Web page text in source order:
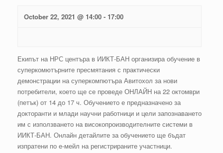
October 22, 2021 @ 14:00 - 17:00
Екипът на НРС центъра в ИИКТ-БАН организира обучение в
суперкомютърните пресмятания с практически
демонстрации на суперкомпютъра Авитохол за нови
потребители, което ще се проведе ОНЛАЙН на 22 октомври
(петък) от 14 до 17 ч. Обучението е предназначено за
докторанти и млади научни работници и цели запознаването
им с използването на високопроизводителните системи в
ИИКТ-БАН. Онлайн детайлите за обучението ще бъдат
изпратени по е-мейл на регистрираните участници.